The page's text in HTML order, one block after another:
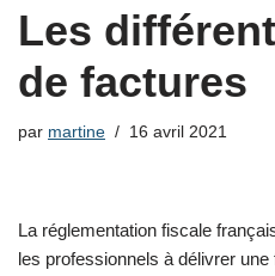
Les
de factures
par martine 16 avril 2021
La réglementation fiscale
les professionnels à délivrer